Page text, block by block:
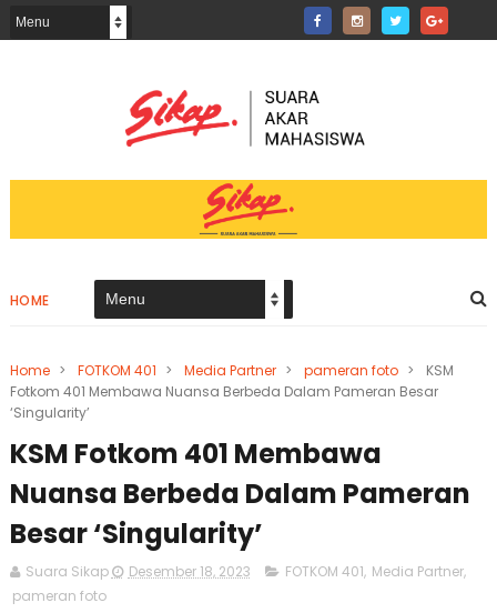
HOME
Home > FOTKOM 401 > Media Partner > pameran foto >
KSM
Fotkom 401 Membawa Nuansa Berbeda Dalam Pameran Besar
‘Singularity’
KSM Fotkom 401 Membawa
Nuansa Berbeda Dalam Pameran
Besar ‘Singularity’
Suara Sikap Desember 18, 2023 FOTKOM 401, Media Partner,
pameran foto